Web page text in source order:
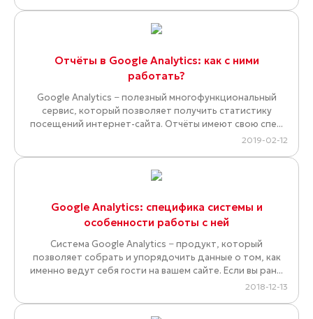
Отчёты в Google Analytics: как с ними
работать?
Google Analytics − полезный многофункциональный
сервис, который позволяет получить статистику
посещений интернет-сайта. Отчёты имеют свою спе...
2019-02-12
Google Analytics: специфика системы и
особенности работы с ней
Система Google Analytics − продукт, который
позволяет собрать и упорядочить данные о том, как
именно ведут себя гости на вашем сайте. Если вы ран...
2018-12-13